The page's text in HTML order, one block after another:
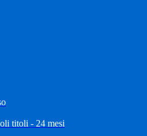
titoli - 24 mesi